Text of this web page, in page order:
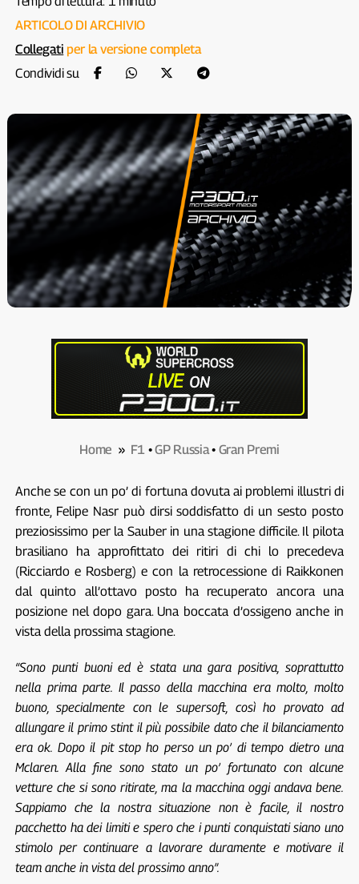
ARTICOLO DI ARCHIVIO
Collegati per la versione completa
Condividi su
Home » F1 •GP Russia• Gran Premi
Anche se con un po’ di fortuna dovuta ai problemi illustri di
fronte, Felipe Nasr può dirsi soddisfatto di un sesto posto
preziosissimo per la Sauber in una stagione difficile. Il pilota
brasiliano ha approfittato dei ritiri di chi lo precedeva
(Ricciardo e Rosberg) e con la retrocessione di Raikkonen
dal quinto all’ottavo posto ha recuperato ancora una
posizione nel dopo gara. Una boccata d’ossigeno anche in
vista della prossima stagione.
“Sono punti buoni ed è stata una gara positiva, soprattutto
nella prima parte. Il passo della macchina era molto, molto
buono, specialmente con le supersoft, così ho provato ad
allungare il primo stint il più possibile dato che il bilanciamento
era ok. Dopo il pit stop ho perso un po’ di tempo dietro una
Mclaren. Alla fine sono stato un po’ fortunato con alcune
vetture che si sono ritirate, ma la macchina oggi andava bene.
Sappiamo che la nostra situazione non è facile, il nostro
pacchetto ha dei limiti e spero che i punti conquistati siano uno
stimolo per continuare a lavorare duramente e motivare il
team anche in vista del prossimo anno”.